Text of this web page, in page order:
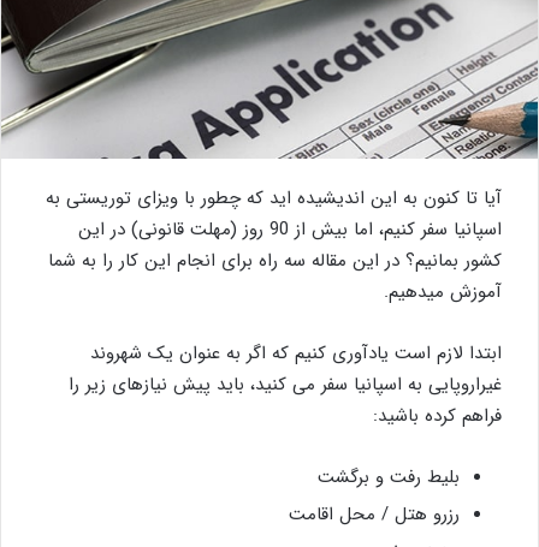
آیا تا کنون به این اندیشیده اید که چطور با ویزای توریستی به
اسپانیا سفر کنیم، اما بیش از 90 روز (مهلت قانونی) در این
کشور بمانیم؟ در این مقاله سه راه برای انجام این کار را به شما
آموزش می­دهیم.
ابتدا لازم است یادآوری کنیم که اگر به عنوان یک شهروند
غیراروپایی به اسپانیا سفر می کنید، باید پیش نیازهای زیر را
فراهم کرده باشید:
بلیط رفت و برگشت
رزرو هتل / محل اقامت